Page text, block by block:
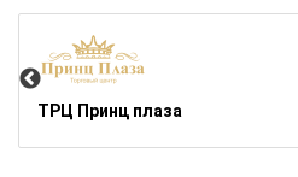
ТРЦ Принц плаза